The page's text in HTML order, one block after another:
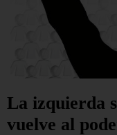
La izquierda
vuelve al